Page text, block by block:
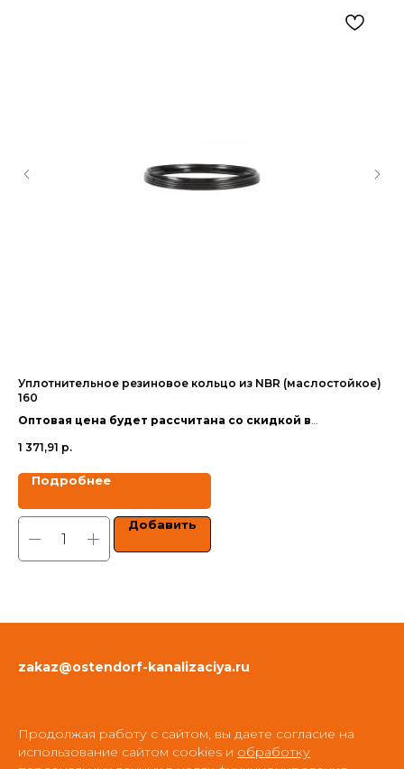
Уплотнительное резиновое кольцо из NBR (маслостойкое)
160
Оптовая цена будет рассчитана со скидкой в
1 371,91 р.
Подробнее
Добавить
zakaz@ostendorf-kanalizaciya.ru
Продолжая работу с сайтом, вы даете согласие на
использование сайтом cookies и обработку